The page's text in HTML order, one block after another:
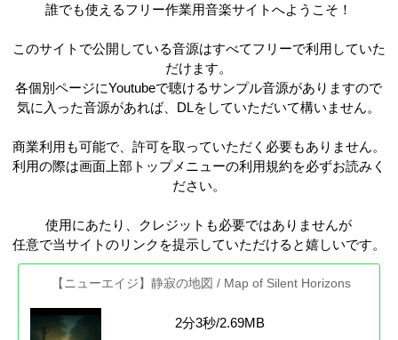
誰でも使えるフリー作業用音楽サイトへようこそ！
このサイトで公開している音源はすべてフリーで利用していた
だけます。
各個別ページにYoutubeで聴けるサンプル音源がありますので
気に入った音源があれば、DLをしていただいて構いません。
商業利用も可能で、許可を取っていただく必要もありません。
利用の際は画面上部トップメニューの利用規約を必ずお読みく
ださい。
使用にあたり、クレジットも必要ではありませんが
任意で当サイトのリンクを提示していただけると嬉しいです。
【ニューエイジ】静寂の地図 / Map of Silent Horizons
2分3秒/2.69MB